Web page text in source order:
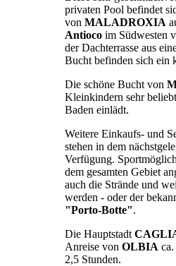
privaten Pool befindet
von MALADROXIA
Antioco im Südwesten
der Dachterrasse aus
Bucht befinden sich ein
Die schöne Bucht von
Kleinkindern sehr
Baden einlädt.
Weitere Einkaufs- und
stehen in dem
Verfügung.
dem gesamten Gebiet
auch die Strände und
werden - oder der
"Porto-Botte".
Die Hauptstadt
Anreise von OLBIA
2,5 Stunden.